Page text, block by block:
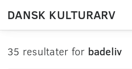
DANSK KULTURARV
35 resultater for badeliv